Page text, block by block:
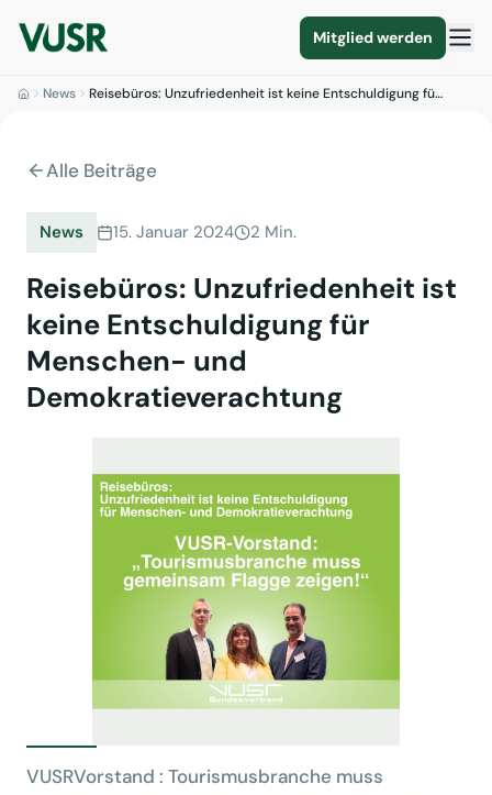
Mitglied werden
News Reisebüros: Unzufriedenheit ist keine Entschuldigung fü…
Alle Beiträge
News 15. Januar 2024 2 Min.
Reisebüros: Unzufriedenheit ist
keine Entschuldigung für
Menschen- und
Demokratieverachtung
VUSRVorstand : Tourismusbranche muss